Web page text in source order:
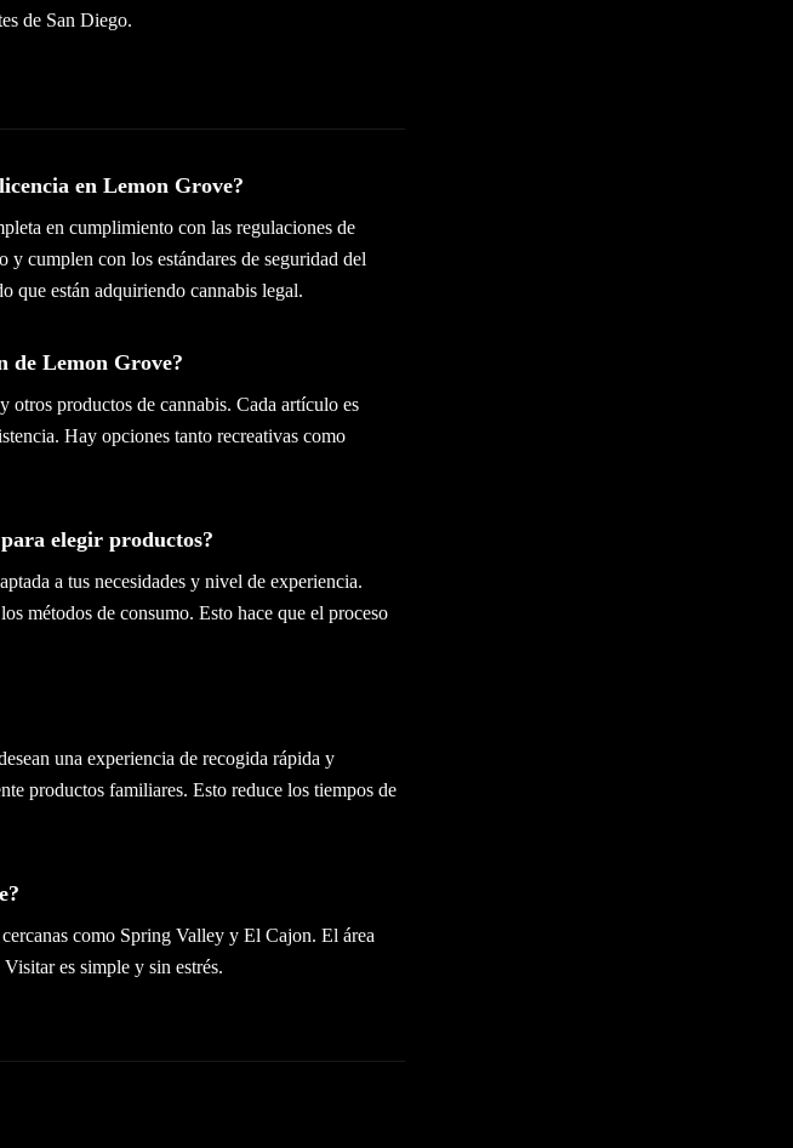
de San Diego.
en Lemon Grove?
en cumplimiento con las regulaciones de
cumplen con los estándares de seguridad del
que están adquiriendo cannabis legal.
de Lemon Grove?
otros productos de cannabis. Cada artículo es
Hay opciones tanto recreativas como
elegir productos?
a tus necesidades y nivel de experiencia.
métodos de consumo. Esto hace que el proceso
una experiencia de recogida rápida y
productos familiares. Esto reduce los tiempos de
como Spring Valley y El Cajon. El área
es simple y sin estrés.